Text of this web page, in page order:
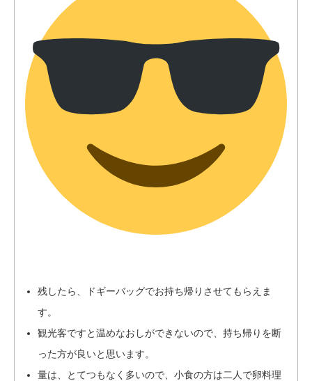
残したら、ドギーバッグでお持ち帰りさせてもらえま
す。
観光客ですと温めなおしができないので、持ち帰りを断
った方が良いと思います。
量は、とてつもなく多いので、小食の方は二人で卵料理